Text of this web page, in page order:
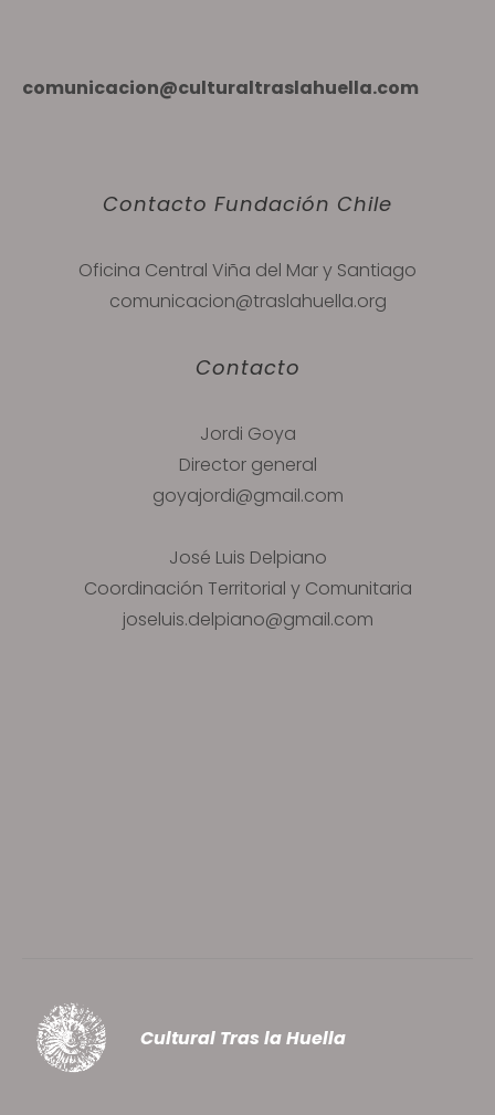
comunicacion@culturaltraslahuella.com
Contacto Fundación Chile
Oficina Central Viña del Mar y Santiago
comunicacion@traslahuella.org
Contacto
Jordi Goya
Director general
goyajordi@gmail.com
José Luis Delpiano
Coordinación Territorial y Comunitaria
joseluis.delpiano@gmail.com
Cultural Tras la Huella